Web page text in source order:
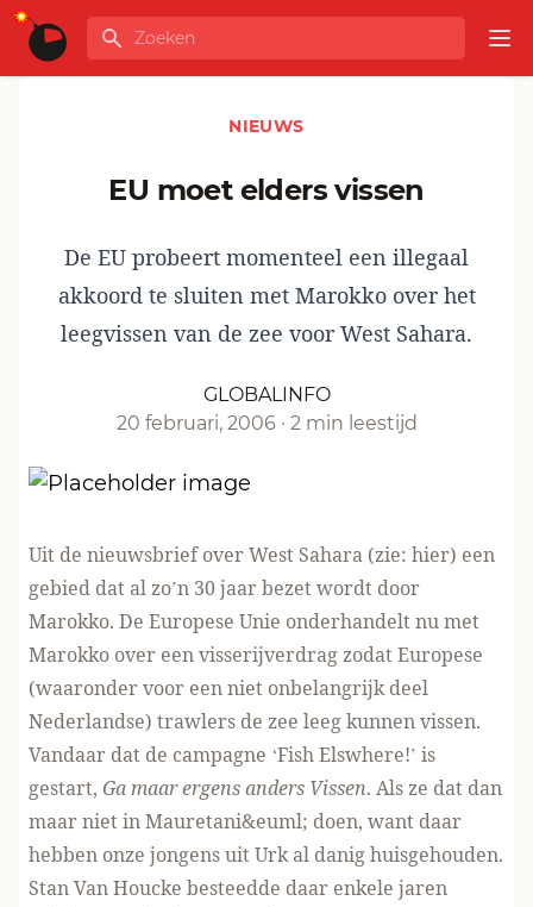
Ga naar de inhoud
GLOBALINFO
Zoeken
NIEUWS
EU moet elders vissen
De EU probeert momenteel een illegaal
akkoord te sluiten met Marokko over het
leegvissen van de zee voor West Sahara.
GLOBALINFO
20 februari, 2006 · 2 min leestijd
Uit de nieuwsbrief over West Sahara (zie: hier) een
gebied dat al zo’n 30 jaar bezet wordt door
Marokko. De Europese Unie onderhandelt nu met
Marokko over een visserijverdrag zodat Europese
(waaronder voor een niet onbelangrijk deel
Nederlandse) trawlers de zee leeg kunnen vissen.
Vandaar dat de campagne ‘Fish Elswhere!’ is
gestart, Ga maar ergens anders Vissen. Als ze dat dan
maar niet in Mauretani&euml; doen, want daar
hebben onze jongens uit Urk al danig huisgehouden.
Stan Van Houcke besteedde daar enkele jaren